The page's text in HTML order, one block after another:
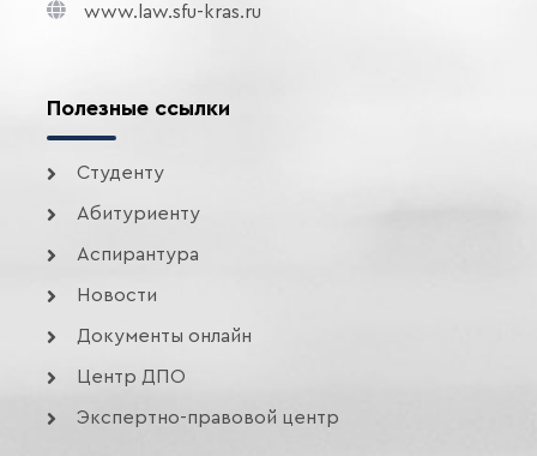
www.law.sfu-kras.ru
Полезные ссылки
Студенту
Абитуриенту
Аспирантура
Новости
Документы онлайн
Центр ДПО
Экспертно-правовой центр